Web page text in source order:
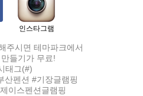
인스타그램
주시면 테마파크에서
들기가 무료!
태그(#)
산펜션 #기장글램핑
이스펜션글램핑